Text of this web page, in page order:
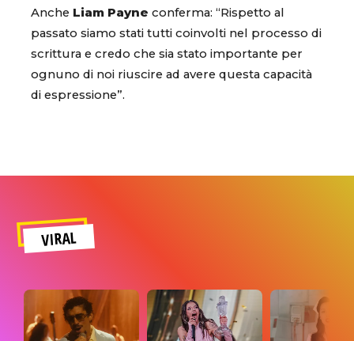
Anche Liam Payne conferma: “Rispetto al
passato siamo stati tutti coinvolti nel processo di
scrittura e credo che sia stato importante per
ognuno di noi riuscire ad avere questa capacità
di espressione”.
VIRAL